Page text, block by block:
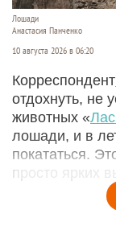
Лошади
Анастасия Панченко
10 августа 2026 в 06:20
Корреспондент
отдохнуть, не
животных «
лошади, и в
покататься.
просто ярких